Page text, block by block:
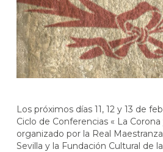
Los próximos días 11, 12 y 13 de
Ciclo de Conferencias « La
organizado por la Real
Sevilla y la Fundación Cultural de